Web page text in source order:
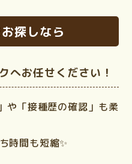
探しなら
へお任せください！
や「接種歴の確認」も柔
時間も短縮✨